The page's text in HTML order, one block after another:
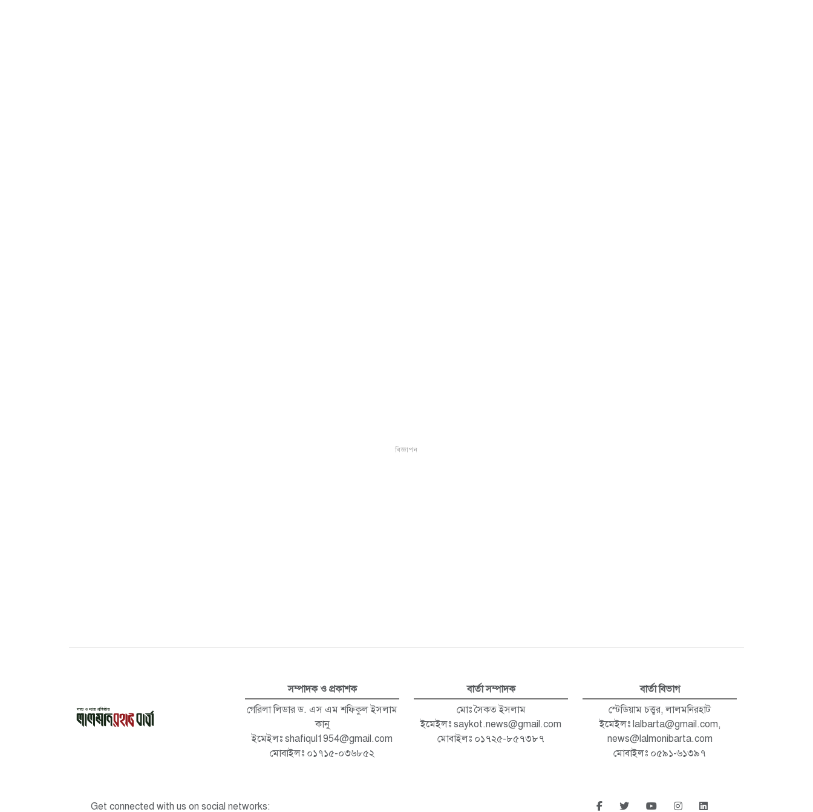
বিজ্ঞাপন
সম্পাদক ও প্রকাশক
গেরিলা লিডার ড. এস এম শফিকুল ইসলাম
কানু
ইমেইলঃ shafiqul1954@gmail.com
মোবাইলঃ ০১৭১৫-০৩৬৮৫২
বার্তা সম্পাদক
মোঃ সৈকত ইসলাম
ইমেইলঃ saykot.news@gmail.com
মোবাইলঃ ০১৭২৫-৮৫৭৩৮৭
বার্তা বিভাগ
স্টেডিয়াম চত্ত্বর, লালমনিরহাট
ইমেইলঃ lalbarta@gmail.com,
news@lalmonibarta.com
মোবাইলঃ ০৫৯১-৬১৩৯৭
Get connected with us on social networks: